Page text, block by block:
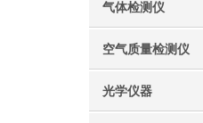
气体检测仪
空气质量检测仪
光学仪器